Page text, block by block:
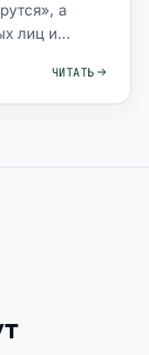
а
лиц и
ЧИТАТЬ